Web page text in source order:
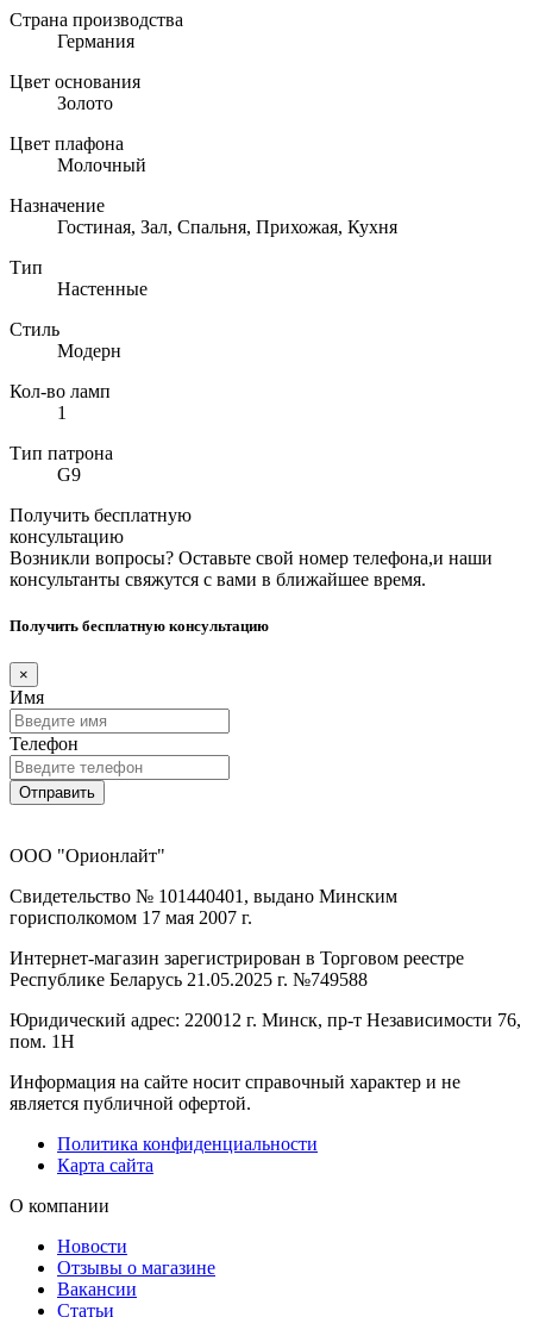
Страна производства
Германия
Цвет основания
Золото
Цвет плафона
Молочный
Назначение
Гостиная, Зал, Спальня, Прихожая, Кухня
Тип
Настенные
Стиль
Модерн
Кол-во ламп
1
Тип патрона
G9
Получить бесплатную
консультацию
Возникли вопросы? Оставьте свой номер телефона,и наши
консультанты свяжутся с вами в ближайшее время.
Получить бесплатную консультацию
×
Имя
Телефон
Отправить
ООО "Орионлайт"
Свидетельство № 101440401, выдано Минским
горисполкомом 17 мая 2007 г.
Интернет-магазин зарегистрирован в Торговом реестре
Республике Беларусь 21.05.2025 г. №749588
Юридический адрес: 220012 г. Минск, пр-т Независимости 76,
пом. 1Н
Информация на сайте носит справочный характер и не
является публичной офертой.
Политика конфиденциальности
Карта сайта
О компании
Новости
Отзывы о магазине
Вакансии
Статьи